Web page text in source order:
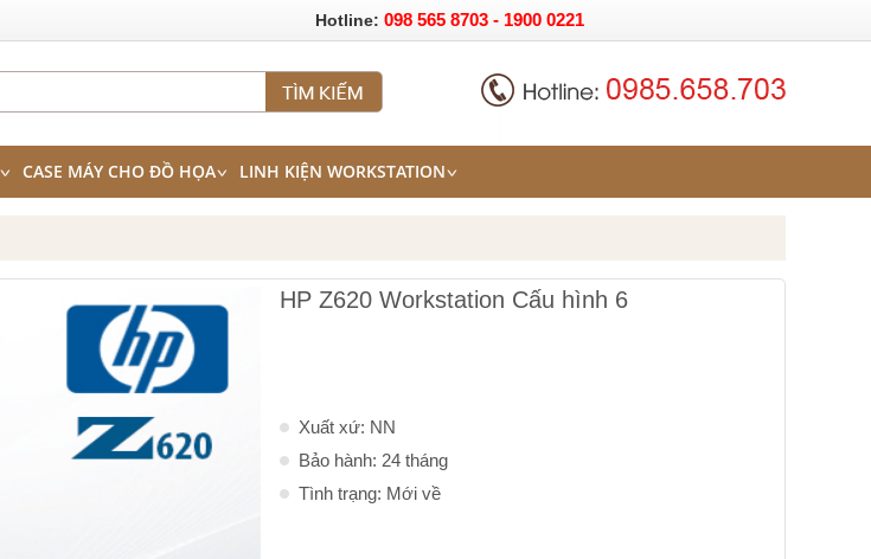
CASE MÁY CHO ĐỒ HỌA LINH KIỆN WORKSTATION
HP Z620 Workstation Cấu hình 6
Xuất xứ: NN
Bảo hành: 24 tháng
Tình trạng: Mới về
Hotline: 098 565 8703 - 1900 0221